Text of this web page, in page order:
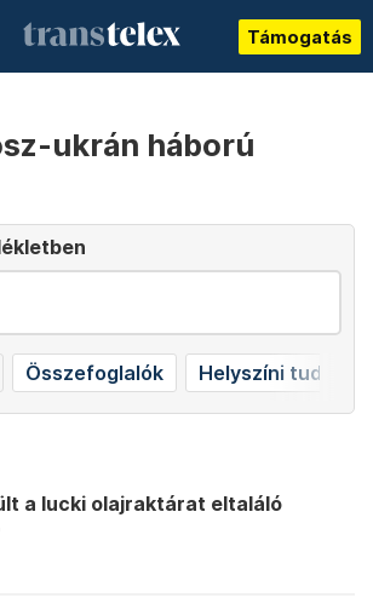
Támogatás
ukrán háború
Összefoglalók Helyszíni
a lucki olajraktárat eltaláló